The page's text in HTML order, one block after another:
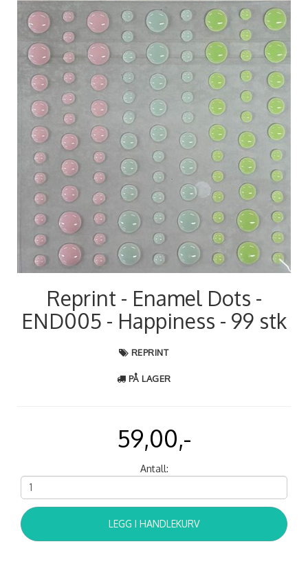
Reprint - Enamel Dots -
END005 - Happiness - 99 stk
REPRINT
PÅ LAGER
59,00,-
Antall:
LEGG I HANDLEKURV